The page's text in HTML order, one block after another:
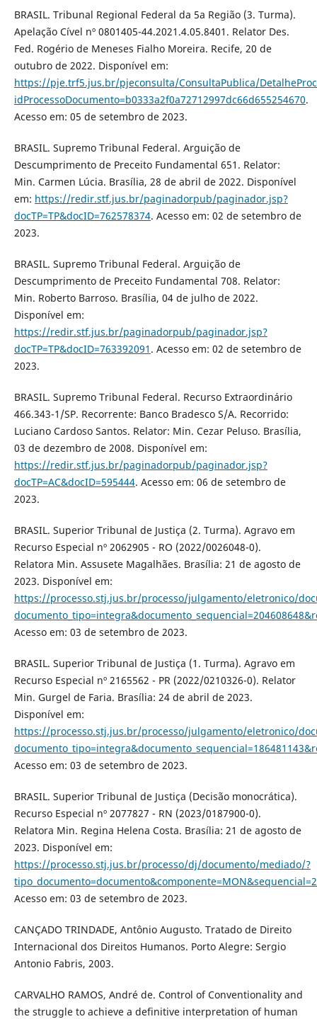
BRASIL. Tribunal Regional Federal da 5a Região (3. Turma).
Apelação Cível nº 0801405-44.2021.4.05.8401. Relator Des.
Fed. Rogério de Meneses Fialho Moreira. Recife, 20 de
outubro de 2022. Disponível em:
https://pje.trf5.jus.br/pjeconsulta/ConsultaPublica/
idProcessoDocumento=b0333a2f0a72712997dc66d655254670.
Acesso em: 05 de setembro de 2023.
BRASIL. Supremo Tribunal Federal. Arguição de
Descumprimento de Preceito Fundamental 651. Relator:
Min. Carmen Lúcia. Brasília, 28 de abril de 2022. Disponível
em: https://redir.stf.jus.br/paginadorpub/paginador.jsp?
docTP=TP&docID=762578374. Acesso em: 02 de setembro de
2023.
BRASIL. Supremo Tribunal Federal. Arguição de
Descumprimento de Preceito Fundamental 708. Relator:
Min. Roberto Barroso. Brasília, 04 de julho de 2022.
Disponível em:
https://redir.stf.jus.br/paginadorpub/paginador.jsp?
docTP=TP&docID=763392091 . Acesso em: 02 de setembro de
2023.
BRASIL. Supremo Tribunal Federal. Recurso Extraordinário
466.343-1/SP. Recorrente: Banco Bradesco S/A. Recorrido:
Luciano Cardoso Santos. Relator: Min. Cezar Peluso. Brasília,
03 de dezembro de 2008. Disponível em:
https://redir.stf.jus.br/paginadorpub/paginador.jsp?
docTP=AC&docID=595444. Acesso em: 06 de setembro de
2023.
BRASIL. Superior Tribunal de Justiça (2. Turma). Agravo em
Recurso Especial nº 2062905 - RO (2022/0026048-0).
Relatora Min. Assusete Magalhães. Brasília: 21 de agosto de
2023. Disponível em:
https://processo.stj.jus.br/processo/julgamento/eletronico/
Acesso em: 03 de setembro de 2023.
BRASIL. Superior Tribunal de Justiça (1. Turma). Agravo em
Recurso Especial nº 2165562 - PR (2022/0210326-0). Relator
Min. Gurgel de Faria. Brasília: 24 de abril de 2023.
Disponível em:
https://processo.stj.jus.br/processo/julgamento/eletronico/
Acesso em: 03 de setembro de 2023.
BRASIL. Superior Tribunal de Justiça (Decisão monocrática).
Recurso Especial nº 2077827 - RN (2023/0187900-0).
Relatora Min. Regina Helena Costa. Brasília: 21 de agosto de
2023. Disponível em:
https://processo.stj.jus.br/processo/dj/documento/mediado/?
Acesso em: 03 de setembro de 2023.
CANÇADO TRINDADE, Antônio Augusto. Tratado de Direito
Internacional dos Direitos Humanos. Porto Alegre: Sergio
Antonio Fabris, 2003.
CARVALHO RAMOS, André de. Control of Conventionality and
the struggle to achieve a definitive interpretation of human